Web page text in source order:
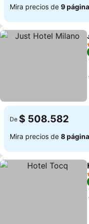
Mira precios de 9
De $ 508.582
Mira precios de 8